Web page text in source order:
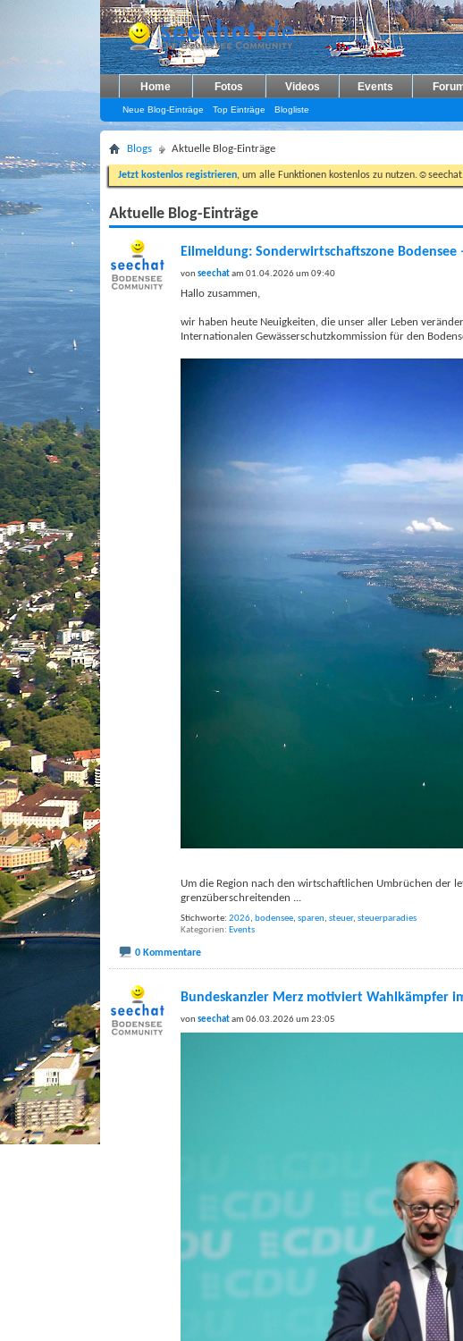
Home Fotos Videos Events
Neue Blog-Einträge Top Einträge Blogliste
Blogs Aktuelle Blog-Einträge
Jetzt kostenlos registrieren, um alle Funktionen kostenlos zu
Aktuelle Blog-Einträge
Eilmeldung: Sonderwirtschaftszone
von seechatam 01.04.2026 um 09:40
Hallo zusammen,
wir haben heute Neuigkeiten, die unser aller Leben
Internationalen Gewässerschutzkommission für den
Um die Region nach den wirtschaftlichen Umbrüchen der
grenzüberschreitenden
Stichworte: 2026, bodensee, sparen, steuer, steuerparadies
Kategorien
Events
0 Kommentare
Bundeskanzler Merz motiviert Wahlkämpfer
von seechatam 06.03.2026 um 23:05